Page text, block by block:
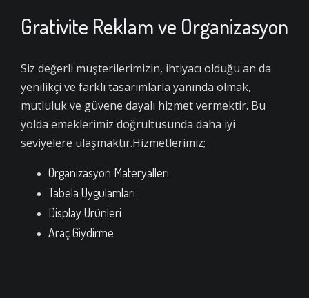
Grativite Reklam ve Organizasyon
Siz değerli müşterilerimizin, ihtiyacı olduğu an da
yenilikçi ve farklı tasarımlarla yanında olmak,
mutluluk ve güvene dayalı hizmet vermektir. Bu
yolda emeklerimiz doğrultusunda daha iyi
seviyelere ulaşmaktır.Hizmetlerimiz;
Organizasyon Materyalleri
Tabela Uygulamları
Display Ürünleri
Araç Giydirme